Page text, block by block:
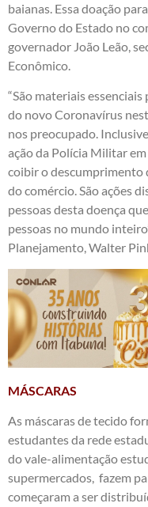
baianas. Essa doação
Governo do Estado no
governador João Leão,
Econômico.
“São materiais
do novo Coronavírus
nos preocupado.
ação da Polícia Militar
coibir o descumprimento
do comércio. São ações
pessoas desta doença
pessoas no mundo
Planejamento, Walter
MÁSCARAS
As máscaras de tecido
estudantes da rede
do vale-alimentação
supermercados, fazem
começaram a ser